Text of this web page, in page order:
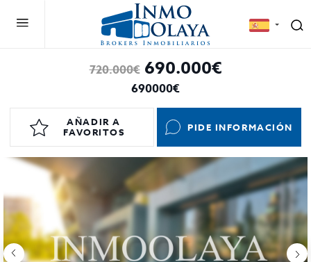
720.000€690.000€
690000€
AÑADIR A
FAVORITOS
PIDE INFORMACIÓN